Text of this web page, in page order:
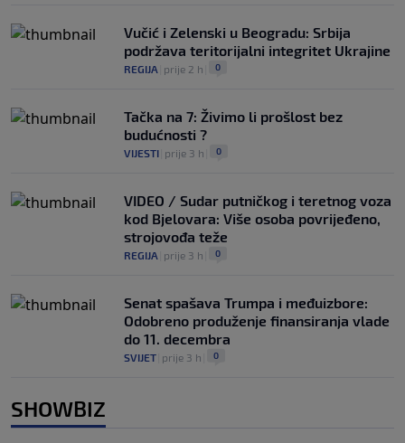
Vučić i Zelenski u Beogradu: Srbija
podržava teritorijalni integritet Ukrajine
REGIJA prije 2 h 0
Tačka na 7: Živimo li prošlost bez
budućnosti ?
VIJESTI prije 3 h 0
VIDEO / Sudar putničkog i teretnog voza
kod Bjelovara: Više osoba povrijeđeno,
strojovođa teže
REGIJA prije 3 h 0
Senat spašava Trumpa i međuizbore:
Odobreno produženje finansiranja vlade
do 11. decembra
SVIJET prije 3 h 0
SHOWBIZ